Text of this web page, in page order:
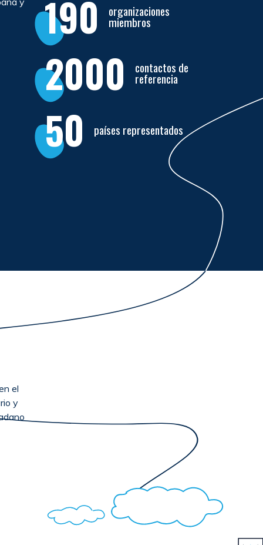
190 organizaciones
miembros
2000 contactos de
referencia
50 países representados
el
y